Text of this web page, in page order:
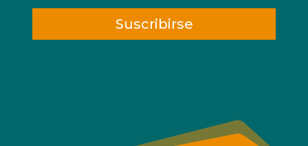
Suscribirse